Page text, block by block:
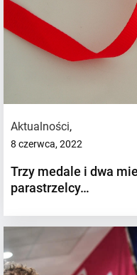
Aktualności,
8 czerwca, 2022
Trzy medale i dwa
parastrzelcy…